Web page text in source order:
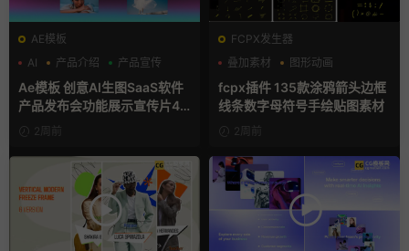
AE模板
AI
产品介绍 产品宣传
Ae模板 创意AI生图SaaS软件
产品发布会功能展示宣传片4K
片头2周前
FCPX发生器
叠加素材
图形动画
手绘风
fcpx插件 135款涂鸦箭头边框
线条数字母符号手绘贴图素材
2周前